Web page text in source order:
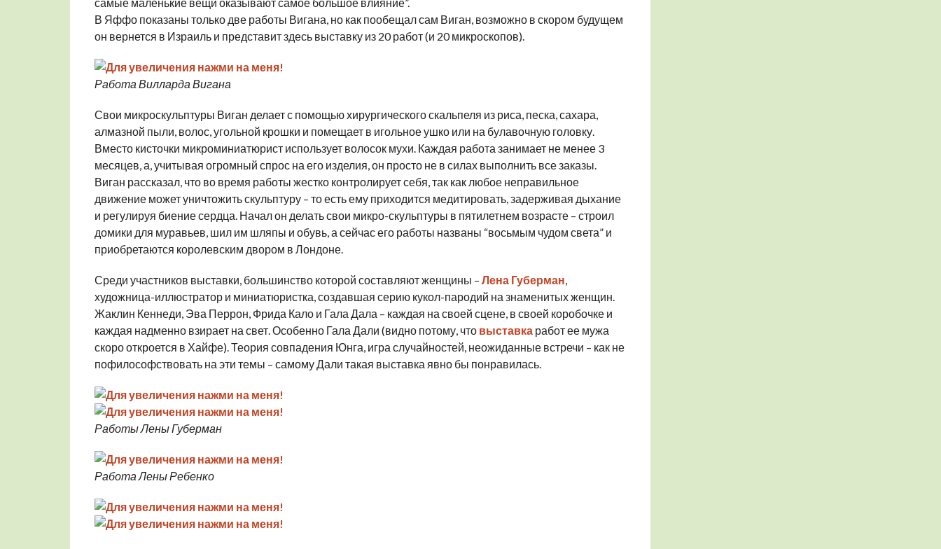
В Яффо показаны только две работы Вигана, но как пообещал сам Виган, возможно в скором будущем
он вернется в Израиль и представит здесь выставку из 20 работ (и 20 микроскопов).
Работа Вилларда Вигана
Свои микроскульптуры Виган делает с помощью хирургического скальпеля из риса, песка, сахара,
алмазной пыли, волос, угольной крошки и помещает в игольное ушко или на булавочную головку.
Вместо кисточки микроминиатюрист использует волосок мухи. Каждая работа занимает не менее 3
месяцев, а, учитывая огромный спрос на его изделия, он просто не в силах выполнить все заказы.
Виган рассказал, что во время работы жестко контролирует себя, так как любое неправильное
движение может уничтожить скульптуру – то есть ему приходится медитировать, задерживая дыхание
и регулируя биение сердца. Начал он делать свои микро-скульптуры в пятилетнем возрасте – строил
домики для муравьев, шил им шляпы и обувь, а сейчас его работы названы “восьмым чудом света” и
приобретаются королевским двором в Лондоне.
Среди участников выставки, большинство которой составляют женщины – Лена Губерман,
художница-иллюстратор и миниатюристка, создавшая серию кукол-пародий на знаменитых женщин.
Жаклин Кеннеди, Эва Перрон, Фрида Кало и Гала Дала – каждая на своей сцене, в своей коробочке и
каждая надменно взирает на свет. Особенно Гала Дали (видно потому, чтовыставкаработ ее мужа
скоро откроется в Хайфе). Теория совпадения Юнга, игра случайностей, неожиданные встречи – как не
пофилософствовать на эти темы – самому Дали такая выставка явно бы понравилась.
Работы Лены Губерман
Работа Лены Ребенко